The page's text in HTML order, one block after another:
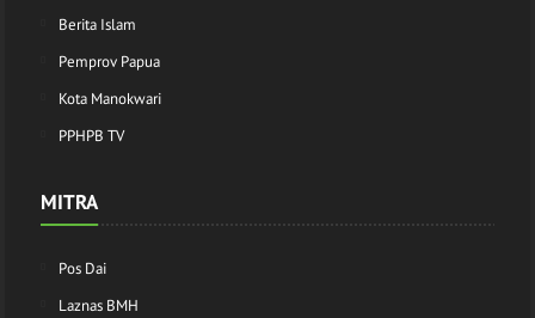
Berita Islam
Pemprov Papua
Kota Manokwari
PPHPB TV
MITRA
Pos Dai
Laznas BMH